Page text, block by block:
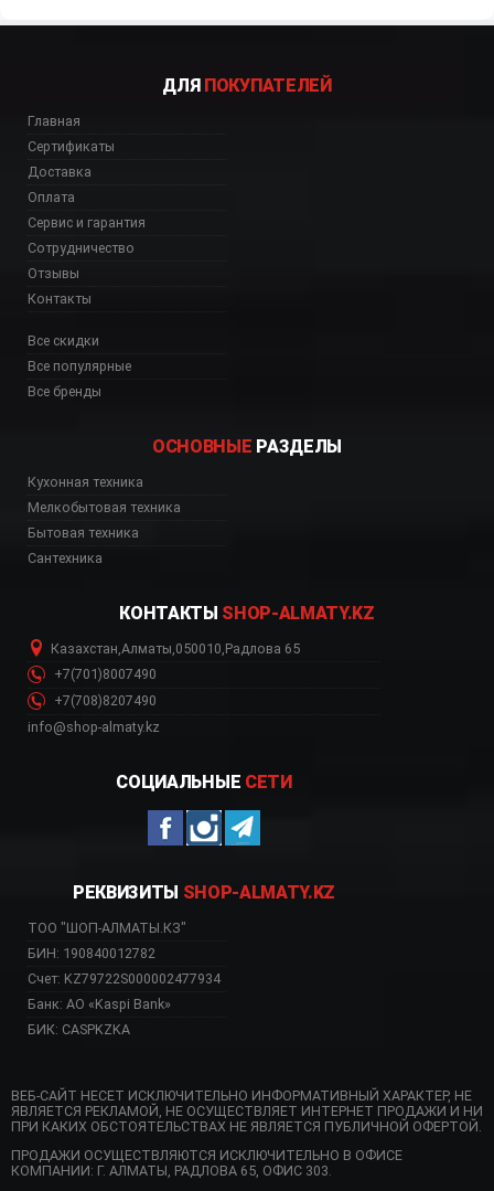
ДЛЯ ПОКУПАТЕЛЕЙ
Главная
Сертификаты
Доставка
Оплата
Сервис и гарантия
Сотрудничество
Отзывы
Контакты
Все скидки
Все популярные
Все бренды
ОСНОВНЫЕ РАЗДЕЛЫ
Кухонная техника
Мелкобытовая техника
Бытовая техника
Сантехника
КОНТАКТЫ SHOP-ALMATY.KZ
Казахстан Алматы 050010 Радлова 65
+7(701)8007490
+7(708)8207490
info@shop-almaty.kz
СОЦИАЛЬНЫЕ СЕТИ
РЕКВИЗИТЫ SHOP-ALMATY.KZ
ТОО "ШОП-АЛМАТЫ.КЗ"
БИН: 190840012782
Счет: KZ79722S000002477934
Банк: АО «Kaspi Bank»
БИК: CASPKZKA
ВЕБ-САЙТ НЕСЕТ ИСКЛЮЧИТЕЛЬНО ИНФОРМАТИВНЫЙ ХАРАКТЕР, НЕ
ЯВЛЯЕТСЯ РЕКЛАМОЙ, НЕ ОСУЩЕСТВЛЯЕТ ИНТЕРНЕТ ПРОДАЖИ И НИ
ПРИ КАКИХ ОБСТОЯТЕЛЬСТВАХ НЕ ЯВЛЯЕТСЯ ПУБЛИЧНОЙ ОФЕРТОЙ.
ПРОДАЖИ ОСУЩЕСТВЛЯЮТСЯ ИСКЛЮЧИТЕЛЬНО В ОФИСЕ
КОМПАНИИ: Г. АЛМАТЫ, РАДЛОВА 65, ОФИС 303.